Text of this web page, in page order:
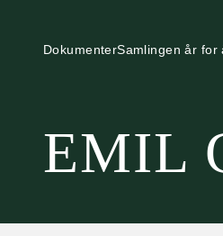
DokumenterSamlingen år for
EMIL